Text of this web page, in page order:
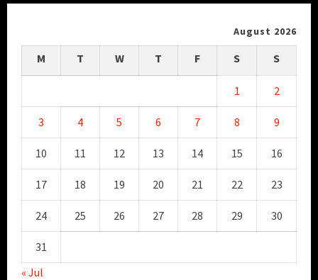
August 2026
M T W T F S S
1 2
3 4 5 6 7 8 9
10 11 12 13 14 15 16
17 18 19 20 21 22 23
24 25 26 27 28 29 30
31
« Jul